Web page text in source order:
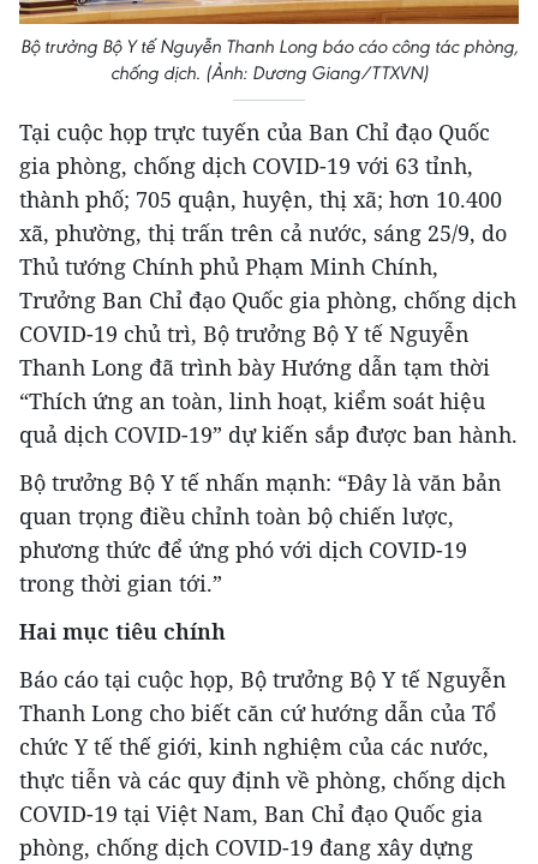
Bộ trưởng Bộ Y tế Nguyễn Thanh Long báo cáo công tác phòng,
chống dịch. (Ảnh: Dương Giang/TTXVN)
Tại cuộc họp trực tuyến của Ban Chỉ đạo Quốc
gia phòng, chống dịch COVID-19 với 63 tỉnh,
thành phố; 705 quận, huyện, thị xã; hơn 10.400
xã, phường, thị trấn trên cả nước, sáng 25/9, do
Thủ tướng Chính phủ Phạm Minh Chính,
Trưởng Ban Chỉ đạo Quốc gia phòng, chống dịch
COVID-19 chủ trì, Bộ trưởng Bộ Y tế Nguyễn
Thanh Long đã trình bày Hướng dẫn tạm thời
“Thích ứng an toàn, linh hoạt, kiểm soát hiệu
quả dịch COVID-19” dự kiến sắp được ban hành.
Bộ trưởng Bộ Y tế nhấn mạnh: “Đây là văn bản
quan trọng điều chỉnh toàn bộ chiến lược,
phương thức để ứng phó với dịch COVID-19
trong thời gian tới.”
Hai mục tiêu chính
Báo cáo tại cuộc họp, Bộ trưởng Bộ Y tế Nguyễn
Thanh Long cho biết căn cứ hướng dẫn của Tổ
chức Y tế thế giới, kinh nghiệm của các nước,
thực tiễn và các quy định về phòng, chống dịch
COVID-19 tại Việt Nam, Ban Chỉ đạo Quốc gia
phòng, chống dịch COVID-19 đang xây dựng